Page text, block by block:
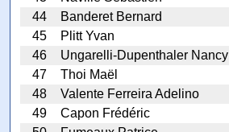
44
Banderet Bernard
45
Plitt Yvan
46
Ungarelli-Dupenthaler Nancy
47
Thoi Maël
48
Valente Ferreira Adelino
49
Capon Frédéric